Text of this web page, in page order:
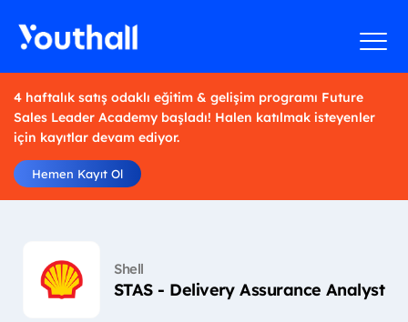
4 haftalık satış odaklı eğitim & gelişim programı Future
Sales Leader Academy başladı! Halen katılmak isteyenler
için kayıtlar devam ediyor.
Hemen Kayıt Ol
Shell
STAS - Delivery Assurance Analyst